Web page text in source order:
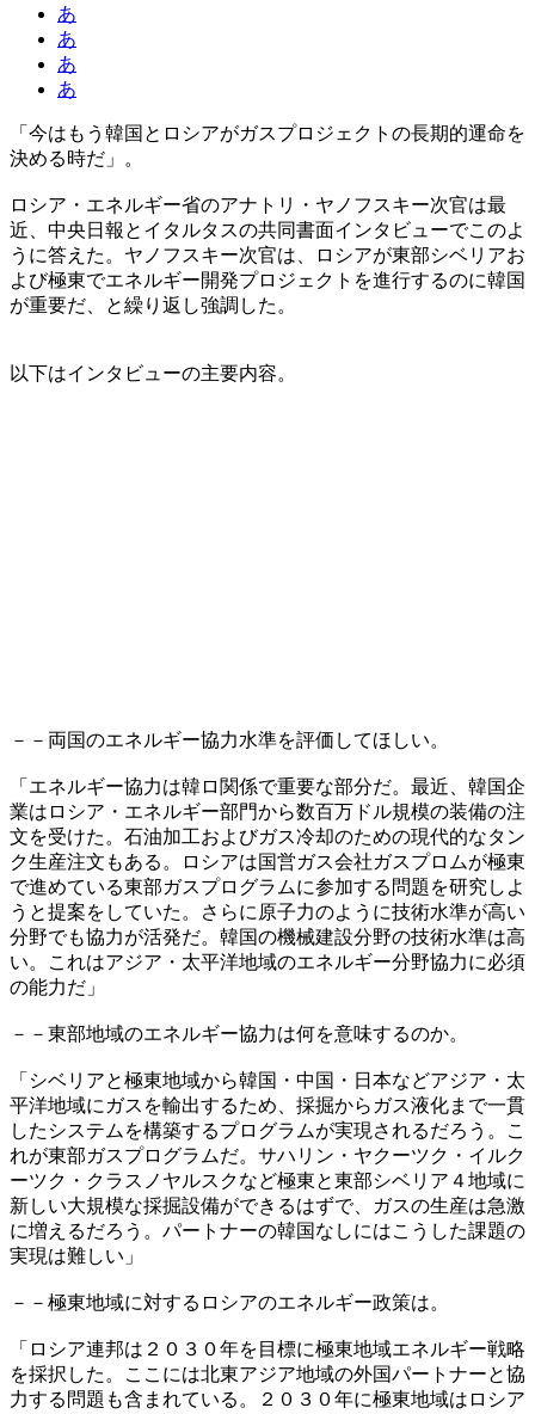
あ
あ
あ
あ
「今はもう韓国とロシアがガスプロジェクトの長期的運命を
決める時だ」。
ロシア・エネルギー省のアナトリ・ヤノフスキー次官は最
近、中央日報とイタルタスの共同書面インタビューでこのよ
うに答えた。ヤノフスキー次官は、ロシアが東部シベリアお
よび極東でエネルギー開発プロジェクトを進行するのに韓国
が重要だ、と繰り返し強調した。
以下はインタビューの主要内容。
－－両国のエネルギー協力水準を評価してほしい。
「エネルギー協力は韓ロ関係で重要な部分だ。最近、韓国企
業はロシア・エネルギー部門から数百万ドル規模の装備の注
文を受けた。石油加工およびガス冷却のための現代的なタン
ク生産注文もある。ロシアは国営ガス会社ガスプロムが極東
で進めている東部ガスプログラムに参加する問題を研究しよ
うと提案をしていた。さらに原子力のように技術水準が高い
分野でも協力が活発だ。韓国の機械建設分野の技術水準は高
い。これはアジア・太平洋地域のエネルギー分野協力に必須
の能力だ」
－－東部地域のエネルギー協力は何を意味するのか。
「シベリアと極東地域から韓国・中国・日本などアジア・太
平洋地域にガスを輸出するため、採掘からガス液化まで一貫
したシステムを構築するプログラムが実現されるだろう。こ
れが東部ガスプログラムだ。サハリン・ヤクーツク・イルク
ーツク・クラスノヤルスクなど極東と東部シベリア４地域に
新しい大規模な採掘設備ができるはずで、ガスの生産は急激
に増えるだろう。パートナーの韓国なしにはこうした課題の
実現は難しい」
－－極東地域に対するロシアのエネルギー政策は。
「ロシア連邦は２０３０年を目標に極東地域エネルギー戦略
を採択した。ここには北東アジア地域の外国パートナーと協
力する問題も含まれている。２０３０年に極東地域はロシア